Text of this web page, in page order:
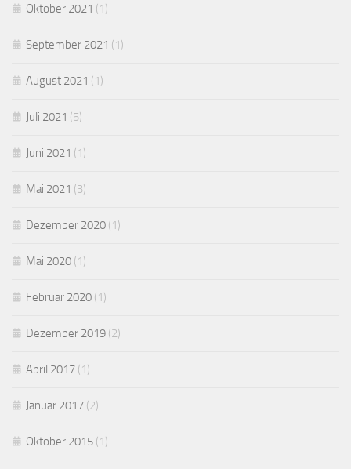
Oktober 2021 (1)
September 2021 (1)
August 2021 (1)
Juli 2021 (5)
Juni 2021 (1)
Mai 2021 (3)
Dezember 2020 (1)
Mai 2020 (1)
Februar 2020 (1)
Dezember 2019 (2)
April 2017 (1)
Januar 2017 (2)
Oktober 2015 (1)